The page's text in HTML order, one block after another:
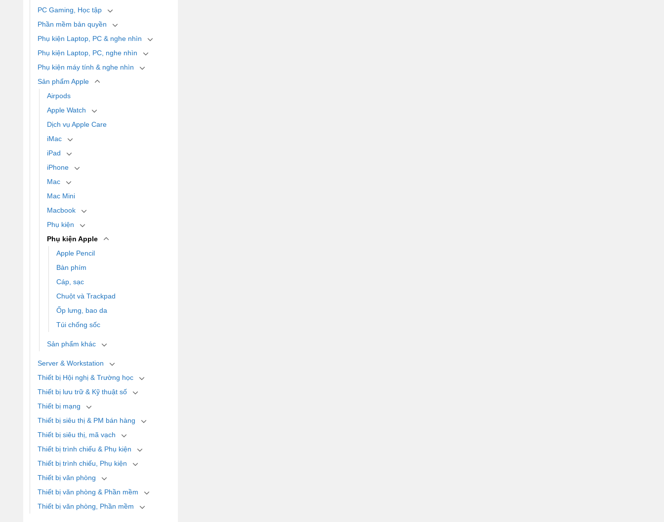
PC Gaming, Học tập
Phần mềm bản quyền
Phụ kiện Laptop, PC & nghe nhìn
Phụ kiện Laptop, PC, nghe nhìn
Phụ kiện máy tính & nghe nhìn
Sản phẩm Apple
Airpods
Apple Watch
Dịch vụ Apple Care
iMac
iPad
iPhone
Mac
Mac Mini
Macbook
Phụ kiện
Phụ kiện Apple
Apple Pencil
Bàn phím
Cáp, sạc
Chuột và Trackpad
Ốp lưng, bao da
Túi chống sốc
Sản phẩm khác
Server & Workstation
Thiết bị Hội nghị & Trường học
Thiết bị lưu trữ & Kỹ thuật số
Thiết bị mạng
Thiết bị siêu thị & PM bán hàng
Thiết bị siêu thị, mã vạch
Thiết bị trình chiếu & Phụ kiện
Thiết bị trình chiếu, Phụ kiện
Thiết bị văn phòng
Thiết bị văn phòng & Phần mềm
Thiết bị văn phòng, Phần mềm